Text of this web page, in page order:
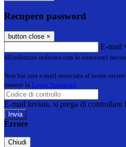
Recupero password
button close ×
E-mail
all'indirizzo indicato con le istruzioni
Non hai una e-mail associata al nome
tramite la Login Spaggiari
E-mail inviata, si prega di controllare
Errore
Chiudi